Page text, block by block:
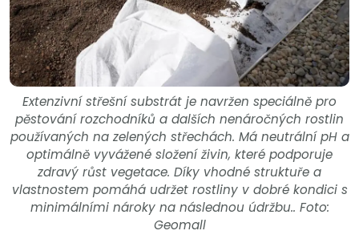
Extenzivní střešní substrát je navržen speciálně pro
pěstování rozchodníků a dalších nenáročných rostlin
používaných na zelených střechách. Má neutrální pH a
optimálně vyvážené složení živin, které podporuje
zdravý růst vegetace. Díky vhodné struktuře a
vlastnostem pomáhá udržet rostliny v dobré kondici s
minimálními nároky na následnou údržbu.. Foto:
Geomall